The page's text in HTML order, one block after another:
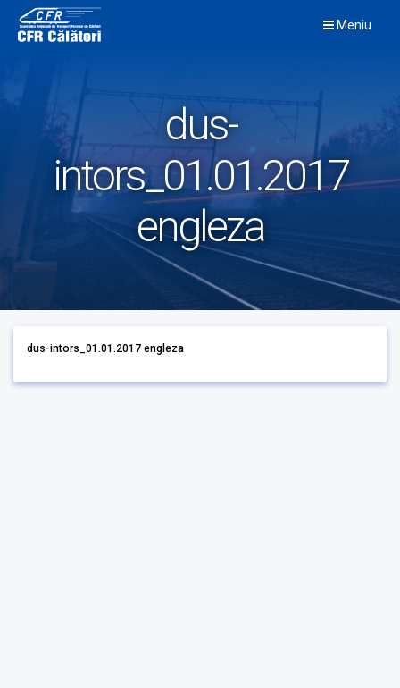
content
Meniu
dus-
intors_01.01.2017
engleza
dus-intors_01.01.2017 engleza